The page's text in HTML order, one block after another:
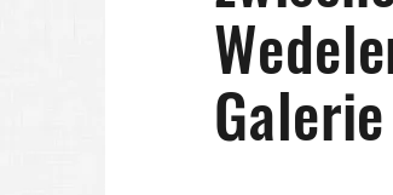
Galerie